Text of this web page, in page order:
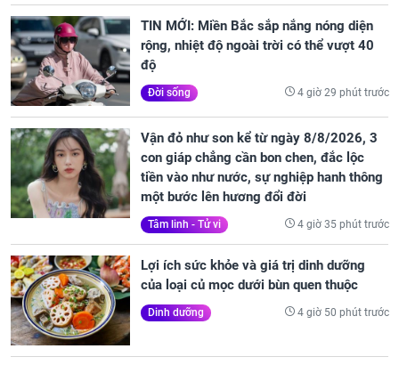
TIN MỚI: Miền Bắc sắp nắng nóng diện
rộng, nhiệt độ ngoài trời có thể vượt 40
độ
Đời sống 4 giờ 29 phút trước
Vận đỏ như son kể từ ngày 8/8/2026, 3
con giáp chẳng cần bon chen, đắc lộc
tiền vào như nước, sự nghiệp hanh thông
một bước lên hương đổi đời
Tâm linh - Tử vi 4 giờ 35 phút trước
Lợi ích sức khỏe và giá trị dinh dưỡng
của loại củ mọc dưới bùn quen thuộc
Dinh dưỡng 4 giờ 50 phút trước